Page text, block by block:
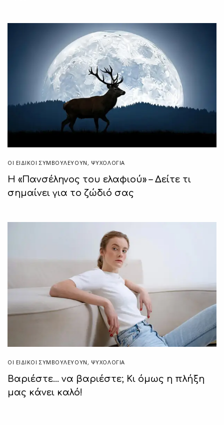
ΟΙ ΕΙΔΙΚΟΊ ΣΥΜΒΟΥΛΕΎΟΥΝ , ΨΥΧΟΛΟΓΙΑ
Η «Πανσέληνος του ελαφιού» – Δείτε τι
σημαίνει για το ζώδιό σας
ΟΙ ΕΙΔΙΚΟΊ ΣΥΜΒΟΥΛΕΎΟΥΝ , ΨΥΧΟΛΟΓΙΑ
Βαριέστε… να βαριέστε; Κι όμως η πλήξη
μας κάνει καλό!